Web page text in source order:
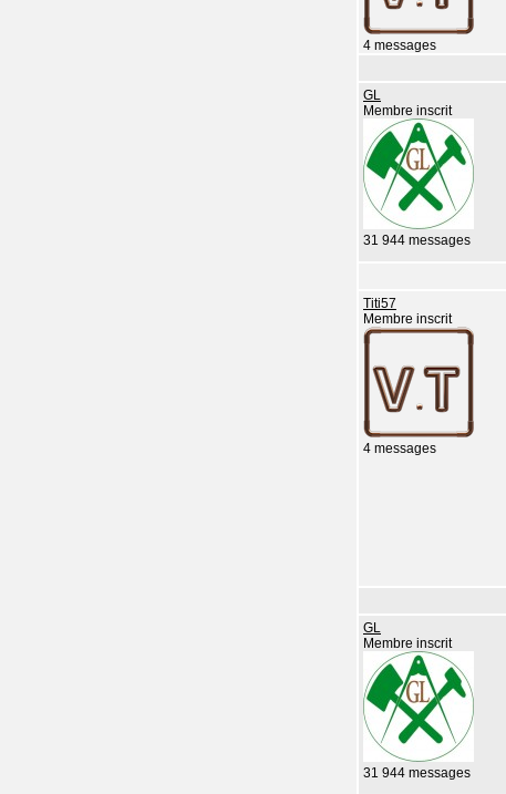
4 messages
GL
Membre inscrit
31 944 messages
Titi57
Membre inscrit
4 messages
GL
Membre inscrit
31 944 messages